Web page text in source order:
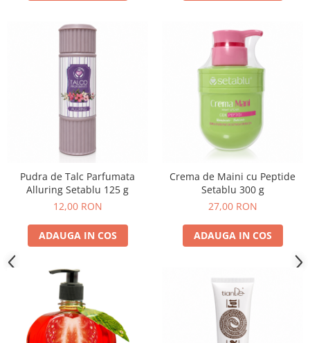
Pudra de Talc Parfumata
Alluring Setablu 125 g
12,00 RON
ADAUGA IN COS
Crema de Maini cu Peptide
Setablu 300 g
27,00 RON
ADAUGA IN COS